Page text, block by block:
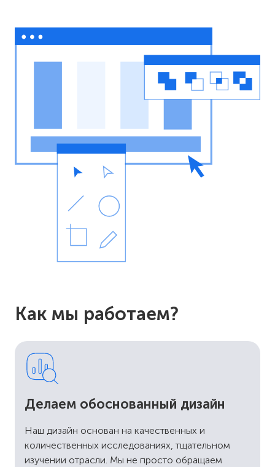
Как мы работаем?
Делаем обоснованный дизайн
Наш дизайн основан на качественных и
количественных исследованиях, тщательном
изучении отрасли. Мы не просто обращаем